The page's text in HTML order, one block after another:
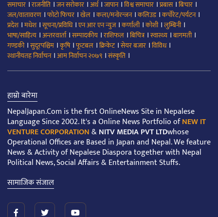
समाचार ।राजनीति ।जन सरोकार ।अर्थ।जापान।विश्व समाचार ।प्रबास।बिचार ।
जल/वातावरण ।फोटो फिचर ।खेल ।कला/मनोरन्जन।कलिउड।कर्पोरेट/पर्यटन।
प्रदेश।मधेश।सूचना/प्रविधि।एन आर एन न्युज।कर्णाली।कोशी।लुम्बिनी।
भाषा/साहित्य ।अन्तरवार्ता।सम्पादकीय ।राशिफल ।बिचित्र।स्वास्थ्य ।बागमती।
गण्डकी।सुदूरपश्चिम ।कृषि।फूटबल ।क्रिकेट।सेयर बजार ।विविध।
स्थानीयतह निर्वाचन।आम निर्वाचन २०७९ ।संस्कृति ।
हाम्रो बारेमा
NepalJapan.Com is the first OnlineNews Site in Nepalese
Language Since 2002. It's a Online News Portfolio ofNEW IT
VENTURE CORPORATION&NITV MEDIA PVT LTDwhose
Operational Offices are Based in Japan and Nepal. We feature
News & Activity of Nepalese Diaspora together with Nepal
Political News, Social Affairs & Entertainment Stuffs.
सामाजिक संजाल